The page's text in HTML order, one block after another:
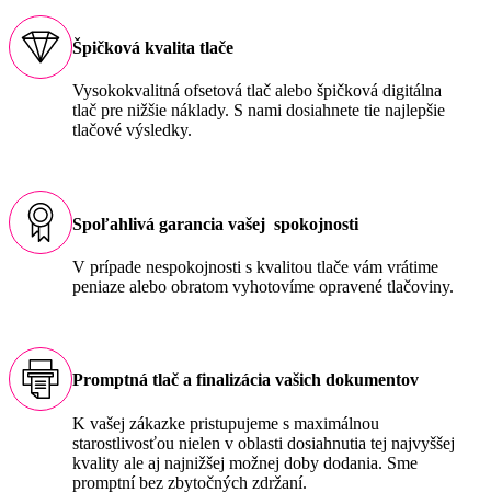
Špičková kvalita tlače
Vysokokvalitná ofsetová tlač alebo špičková digitálna
tlač pre nižšie náklady. S nami dosiahnete tie najlepšie
tlačové výsledky.
Spoľahlivá garancia vašej spokojnosti
V prípade nespokojnosti s kvalitou tlače vám vrátime
peniaze alebo obratom vyhotovíme opravené tlačoviny.
Promptná tlač a finalizácia vašich dokumentov
K vašej zákazke pristupujeme s maximálnou
starostlivosťou nielen v oblasti dosiahnutia tej najvyššej
kvality ale aj najnižšej možnej doby dodania. Sme
promptní bez zbytočných zdržaní.